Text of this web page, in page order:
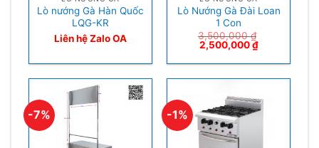
Lò nướng Gà Hàn Quốc
LQG-KR
Liên hệ Zalo OA
Lò Nướng Gà Đài Loan
1 Con
3,500,000₫
2,500,000₫
-7% -1%